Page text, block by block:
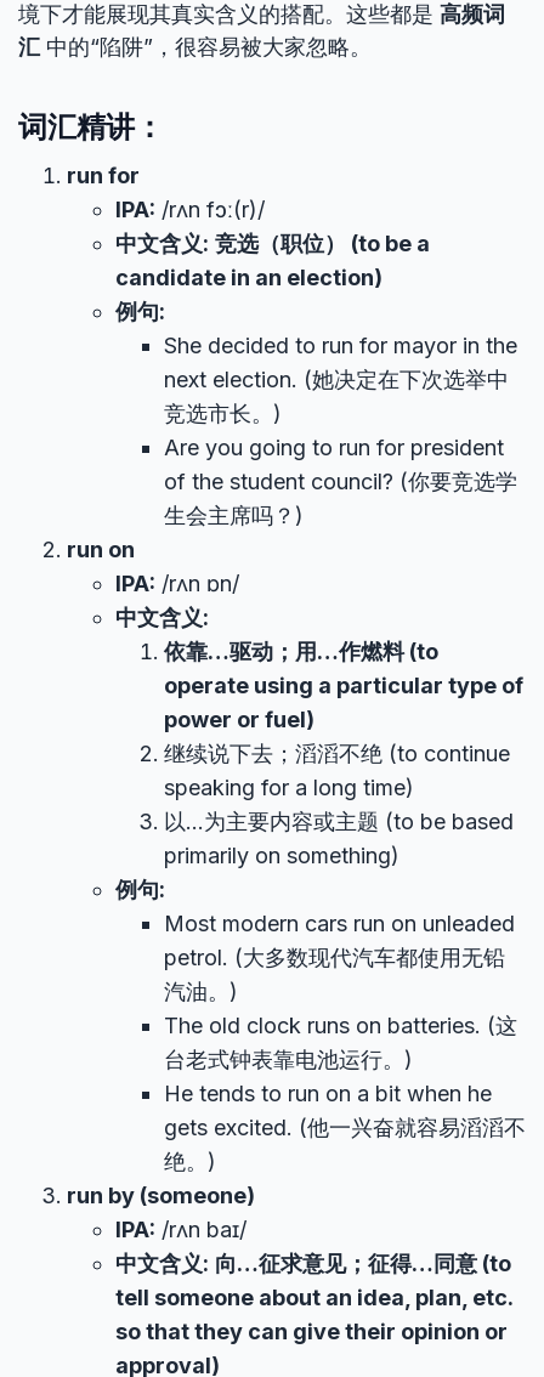
境下才能展现其真实含义的搭配。这些都是 高频词
汇 中的“陷阱”，很容易被大家忽略。
词汇精讲：
run for
IPA: /rʌn fɔː(r)/
中文含义: 竞选（职位） (to be a
candidate in an election)
例句:
She decided to run for mayor in the
next election. (她决定在下次选举中
竞选市长。)
Are you going to run for president
of the student council? (你要竞选学
生会主席吗？)
run on
IPA: /rʌn ɒn/
中文含义:
依靠…驱动；用…作燃料 (to
operate using a particular type of
power or fuel)
继续说下去；滔滔不绝 (to continue
speaking for a long time)
以…为主要内容或主题 (to be based
primarily on something)
例句:
Most modern cars run on unleaded
petrol. (大多数现代汽车都使用无铅
汽油。)
The old clock runs on batteries. (这
台老式钟表靠电池运行。)
He tends to run on a bit when he
gets excited. (他一兴奋就容易滔滔不
绝。)
run by (someone)
IPA: /rʌn baɪ/
中文含义: 向…征求意见；征得…同意 (to
tell someone about an idea, plan, etc.
so that they can give their opinion or
approval)